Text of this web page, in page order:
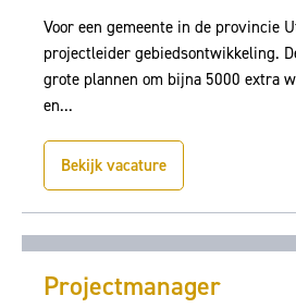
Voor een gemeente in de provincie
projectleider gebiedsontwikkeling.
grote plannen om bijna 5000 extra
en...
Bekijk vacature
Projectmanager